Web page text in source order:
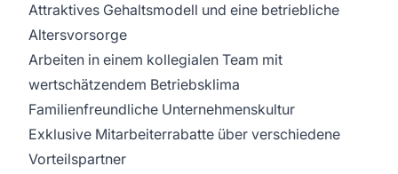
Attraktives Gehaltsmodell und eine betriebliche
Altersvorsorge
Arbeiten in einem kollegialen Team mit
wertschätzendem Betriebsklima
Familienfreundliche Unternehmenskultur
Exklusive Mitarbeiterrabatte über verschiedene
Vorteilspartner